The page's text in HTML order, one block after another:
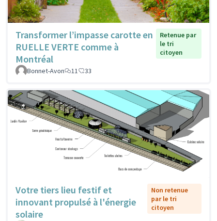
Transformer l’impasse carotte en
RUELLE VERTE comme à
Montréal
Retenue par
le tri
citoyen
Bonnet-Avon 11 33
Votre tiers lieu festif et
innovant propulsé à l'énergie
solaire
Non retenue
par le tri
citoyen